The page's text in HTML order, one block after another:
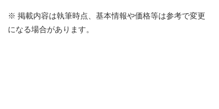
※ 掲載内容は執筆時点、基本情報や価格等は参考で変更
になる場合があります。